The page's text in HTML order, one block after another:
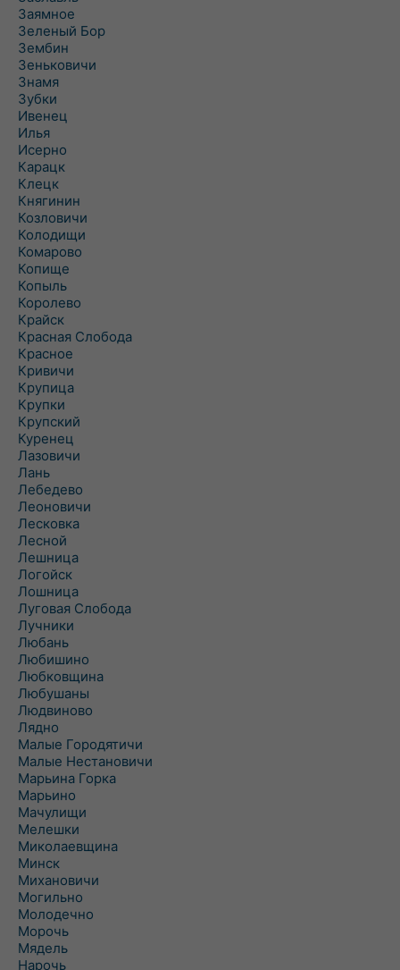
Заямное
Зеленый Бор
Зембин
Зеньковичи
Знамя
Зубки
Ивенец
Илья
Исерно
Карацк
Клецк
Княгинин
Козловичи
Колодищи
Комарово
Копище
Копыль
Королево
Крайск
Красная Слобода
Красное
Кривичи
Крупица
Крупки
Крупский
Куренец
Лазовичи
Лань
Лебедево
Леоновичи
Лесковка
Лесной
Лешница
Логойск
Лошница
Луговая Слобода
Лучники
Любань
Любишино
Любковщина
Любушаны
Людвиново
Лядно
Малые Городятичи
Малые Нестановичи
Марьина Горка
Марьино
Мачулищи
Мелешки
Миколаевщина
Минск
Михановичи
Могильно
Молодечно
Морочь
Мядель
Нарочь